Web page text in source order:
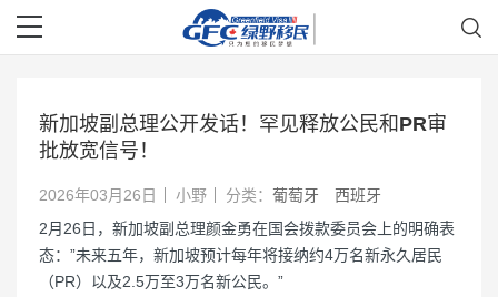
新加坡副总理公开发话！罕见释放公民和PR审
批放宽信号！
2026年03月26日 小野 分类： 葡萄牙
西班牙
2月26日，新加坡副总理颜金勇在国会拨款委员会上的明确表
态：”未来五年，新加坡预计每年将接纳约4万名新永久居民
（PR）以及2.5万至3万名新公民。”